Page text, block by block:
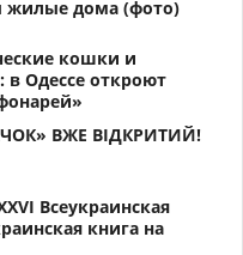
жилые дома (фото)
кошки и
в Одессе откроют
ВЖЕ ВІДКРИТИЙ!
Всеукраинская
книга на